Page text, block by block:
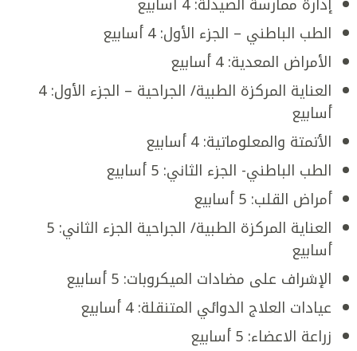
الطب الباطني – الجزء الأول: 4 أسابيع
الأمراض المعدية: 4 أسابيع
العناية المركزة الطبية/ الجراحية – الجزء الأول: 4
أسابيع
الأتمتة والمعلوماتية: 4 أسابيع
الطب الباطني- الجزء الثاني: 5 أسابيع
أمراض القلب: 5 أسابيع
العناية المركزة الطبية/ الجراحية الجزء الثاني: 5
أسابيع
الإشراف على مضادات الميكروبات: 5 أسابيع
عيادات العلاج الدوائي المتنقلة: 4 أسابيع
زراعة الاعضاء: 5 أسابيع